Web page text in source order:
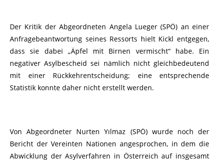
Der Kritik der Abgeordneten Angela Lueger (SPÖ) an einer
Anfragebeantwortung seines Ressorts hielt Kickl entgegen,
dass sie dabei „Äpfel mit Birnen vermischt“ habe. Ein
negativer Asylbescheid sei nämlich nicht gleichbedeutend
mit einer Rückkehrentscheidung; eine entsprechende
Statistik konnte daher nicht erstellt werden.
Von Abgeordneter Nurten Yılmaz (SPÖ) wurde noch der
Bericht der Vereinten Nationen angesprochen, in dem die
Abwicklung der Asylverfahren in Österreich auf insgesamt